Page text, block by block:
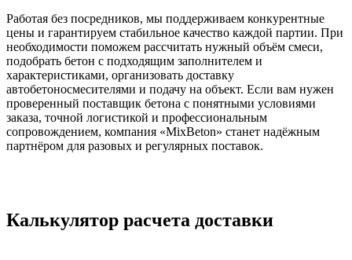
Работая без посредников, мы поддерживаем конкурентные
цены и гарантируем стабильное качество каждой партии. При
необходимости поможем рассчитать нужный объём смеси,
подобрать бетон с подходящим заполнителем и
характеристиками, организовать доставку
автобетоносмесителями и подачу на объект. Если вам нужен
проверенный поставщик бетона с понятными условиями
заказа, точной логистикой и профессиональным
сопровождением, компания «MixBeton» станет надёжным
партнёром для разовых и регулярных поставок.
Калькулятор расчета доставки